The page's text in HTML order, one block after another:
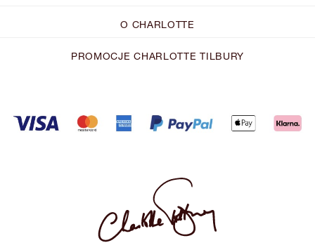
O CHARLOTTE
PROMOCJE CHARLOTTE TILBURY